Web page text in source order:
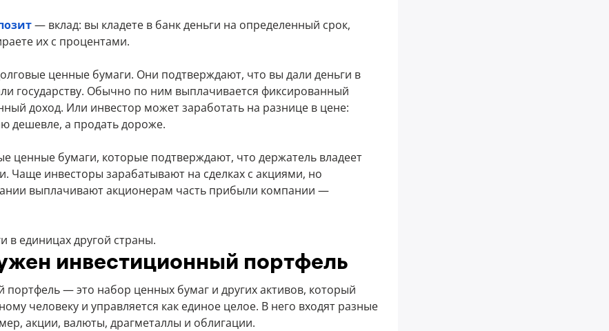
— вклад: вы кладете в банк деньги на определенный срок,
их с процентами.
ценные бумаги. Они подтверждают, что вы дали деньги в
государству. Обычно по ним выплачивается фиксированный
доход. Или инвестор может заработать на разнице в цене:
дешевле, а продать дороже.
ценные бумаги, которые подтверждают, что держатель владеет
Чаще инвесторы зарабатывают на сделках с акциями, но
выплачивают акционерам часть прибыли компании —
в единицах другой страны.
инвестиционный портфель
— это набор ценных бумаг и других активов, который
человеку и управляется как единое целое. В него входят разные
акции, валюты, драгметаллы и облигации.